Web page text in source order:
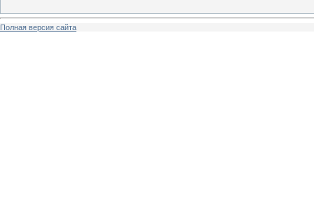
Полная версия сайта